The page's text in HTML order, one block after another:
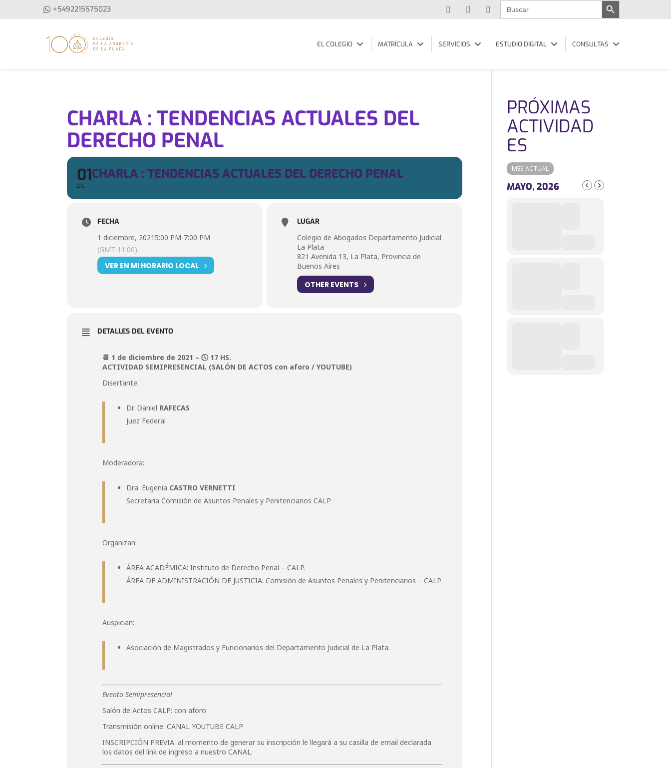
+5492215575023
Buscar:
EL COLEGIO MATRÍCULA SERVICIOS ESTUDIO DIGITAL CONSULTAS
CHARLA : TENDENCIAS ACTUALES DEL
DERECHO PENAL
01
DIC
CHARLA : TENDENCIAS ACTUALES DEL DERECHO PENAL
FECHA
1 diciembre, 20215:00 PM-7:00 PM
(GMT-11:00)
VER EN MI HORARIO LOCAL
LUGAR
Colegio de Abogados Departamento Judicial
La Plata
821 Avenida 13, La Plata, Provincia de
Buenos Aires
OTHER EVENTS
DETALLES DEL EVENTO
📆 1 de diciembre de 2021 – 🕔 17 HS.
ACTIVIDAD SEMIPRESENCIAL (SALÓN DE ACTOS con aforo / YOUTUBE)
Disertante:
Dr. Daniel RAFECAS
Juez Federal
Moderadora:
Dra. Eugenia CASTRO VERNETTI
Secretaria Comisión de Asuntos Penales y Penitenciarios CALP
Organizan:
ÁREA ACADÉMICA: Instituto de Derecho Penal – CALP.
ÁREA DE ADMINISTRACIÓN DE JUSTICIA: Comisión de Asuntos Penales y Penitenciarios – CALP.
Auspician:
Asociación de Magistrados y Funcionarios del Departamento Judicial de La Plata.
Evento Semipresencial
Salón de Actos CALP: con aforo
Transmisión online: CANAL YOUTUBE CALP
INSCRIPCIÓN PREVIA: al momento de generar su inscripción le llegará a su casilla de email declarada
los datos del link de ingreso a nuestro CANAL.
PRÓXIMAS
ACTIVIDAD
ES
MES ACTUAL
MAYO, 2026